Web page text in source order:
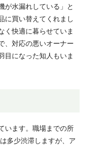
が水漏れしている」と
に買い替えてくれまし
く快適に暮らせていま
、対応の悪いオーナー
目になった知人もいま
います。職場までの所
多少渋滞しますが、ア